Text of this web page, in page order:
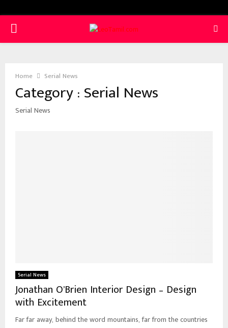
PRIMARY
Home Serial News
Category : Serial News
Serial News
Serial News
Jonathan O’Brien Interior Design – Design
with Excitement
Far far away, behind the word mountains, far from the countries